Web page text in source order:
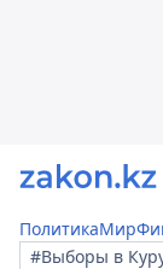
ПолитикаМир
#Выборы в